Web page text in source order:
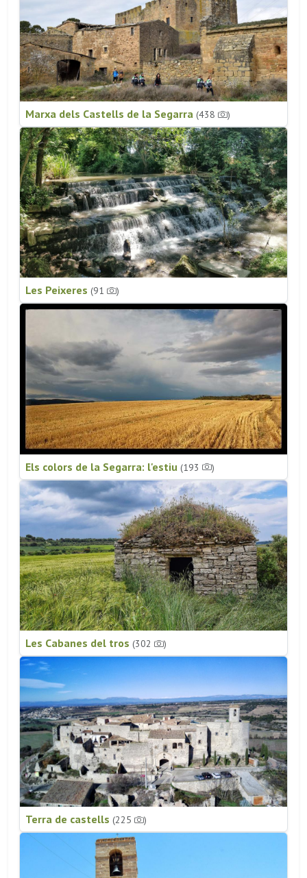
Marxa dels Castells de la Segarra (438 )
Les Peixeres (91 )
Els colors de la Segarra: l'estiu (193 )
Les Cabanes del tros (302 )
Terra de castells (225 )